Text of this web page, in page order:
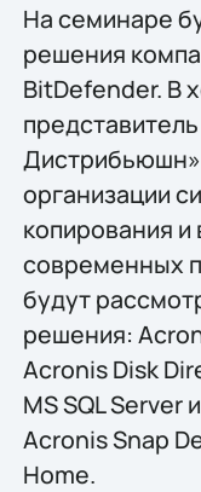
На семинаре
решения
BitDefender. В
организации
копирования
современных
будут
решения:
Acronis Disk
MS SQL Server
Acronis Snap
Home.